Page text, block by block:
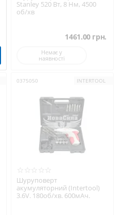
Stanley 520 Вт, 8 Нм, 4500
об/хв
1461.00 грн.
Немає у
наявності
0375050 INTERTOOL
Шуруповерт
акумуляторний (Intertool)
3.6V. 180об/хв. 600мАч.